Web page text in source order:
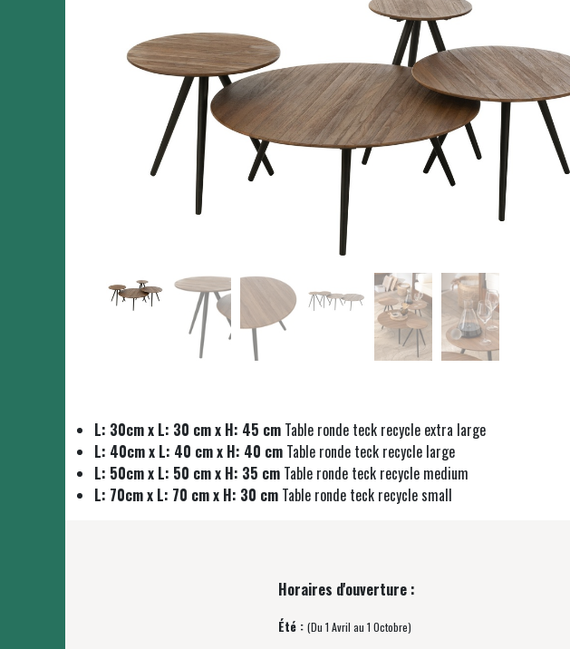
L: 30cm x L: 30 cm x H: 45 cm Table ronde teck recycle extra large
L: 40cm x L: 40 cm x H: 40 cm Table ronde teck recycle large
L: 50cm x L: 50 cm x H: 35 cm Table ronde teck recycle medium
L: 70cm x L: 70 cm x H: 30 cm Table ronde teck recycle small
Horaires d'ouverture :
Été : (Du 1 Avril au 1 Octobre)